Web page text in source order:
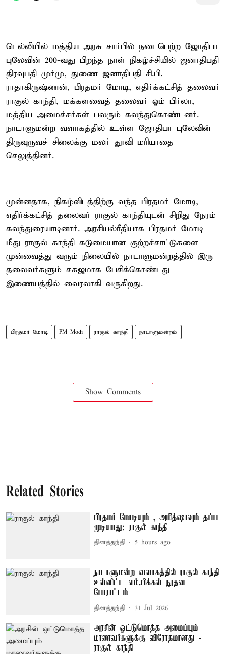
டெல்லியில் மத்திய அரசு சார்பில் நடைபெற்ற ஜோதிபா
புலேவின் 200-வது பிறந்த நாள் நிகழ்ச்சியில் ஜனாதிபதி
திரவுபதி முர்மு, துணை ஜனாதிபதி சி.பி.
ராதாகிருஷ்ணன், பிரதமர் மோடி, எதிர்க்கட்சித் தலைவர்
ராகுல் காந்தி, மக்களவைத் தலைவர் ஓம் பிர்லா,
மத்திய அமைச்சர்கள் பலரும் கலந்துகொண்டனர்.
நாடாளுமன்ற வளாகத்தில் உள்ள ஜோதிபா புலேவின்
திருவுருவச் சிலைக்கு மலர் தூவி மரியாதை
செலுத்தினர்.
முன்னதாக, நிகழ்விடத்திற்கு வந்த பிரதமர் மோடி,
எதிர்க்கட்சித் தலைவர் ராகுல் காந்தியுடன் சிறிது நேரம்
கலந்துரையாடினார். அரசியல்ரீதியாக பிரதமர் மோடி
மீது ராகுல் காந்தி கடுமையான குற்றச்சாட்டுகளை
முன்வைத்து வரும் நிலையில் நாடாளுமன்றத்தில் இரு
தலைவர்களும் சகஜமாக பேசிக்கொண்டது
இணையத்தில் வைரலாகி வருகிறது.
பிரதமர் மோடி PM Modi ராகுல் காந்தி நாடாளுமன்றம்
Show Comments
Related Stories
பிரதமர் மோடியும் , அமித்ஷாவும் தப்ப
முடியாது: ராகுல் காந்தி
தினத்தந்தி 5 hours ago
நாடாளுமன்ற வளாகத்தில் ராகுல் காந்தி
உள்ளிட்ட எம்.பிக்கள் நூதன
போராட்டம்
தினத்தந்தி 31 Jul 2026
அரசின் ஒட்டுமொத்த அமைப்பும்
மாணவர்களுக்கு விரோதமானது -
ராகுல் காந்தி